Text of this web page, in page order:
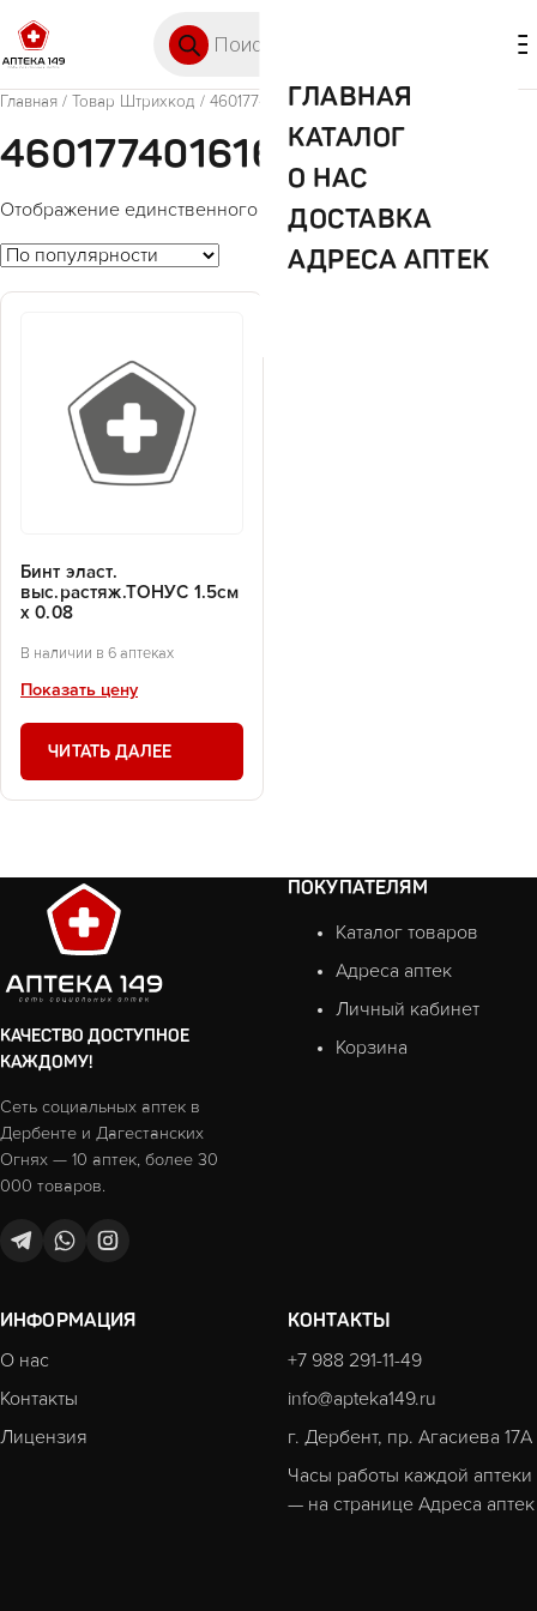
ГЛАВНАЯ
КАТАЛОГ
О НАС
ДОСТАВКА
АДРЕСА АПТЕК
Главная / Товар Штрихкод / 4601774016165
4601774016165
Отображение единственного товара
Бинт эласт.
выс.растяж.ТОНУС 1.5см
х 0.08
В наличии в 6 аптеках
Показать цену
ЧИТАТЬ ДАЛЕЕ
КАЧЕСТВО ДОСТУПНОЕ
КАЖДОМУ!
Сеть социальных аптек в
Дербенте и Дагестанских
Огнях — 10 аптек, более 30
000 товаров.
ПОКУПАТЕЛЯМ
Каталог товаров
Адреса аптек
Личный кабинет
Корзина
ИНФОРМАЦИЯ
О нас
Контакты
Лицензия
КОНТАКТЫ
+7 988 291-11-49
info@apteka149.ru
г. Дербент, пр. Агасиева 17А
Часы работы каждой аптеки
— на странице Адреса аптек